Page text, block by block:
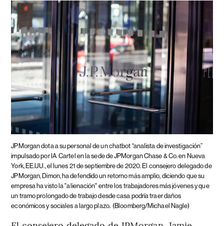
JPMorgan dota a su personal de un chatbot “analista de investigación”
impulsado por IA Cartel en la sede de JPMorgan Chase & Co. en Nueva
York, EE.UU., el lunes 21 de septiembre de 2020. El consejero delegado de
JPMorgan, Dimon, ha defendido un retorno más amplio, diciendo que su
empresa ha visto la "alienación" entre los trabajadores más jóvenes y que
un tramo prolongado de trabajo desde casa podría traer daños
económicos y sociales a largo plazo. (Bloomberg/Michael Nagle)